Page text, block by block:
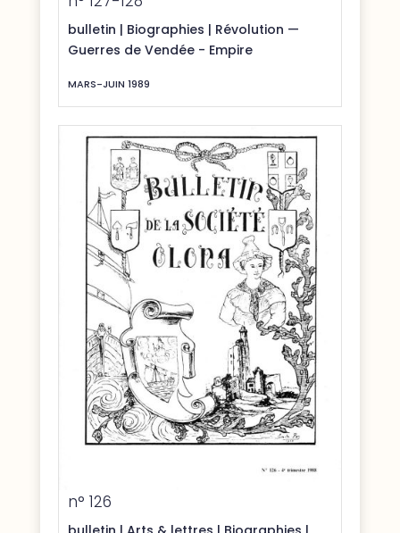
bulletin | Biographies | Révolution —
Guerres de Vendée - Empire
MARS-JUIN 1989
n° 126